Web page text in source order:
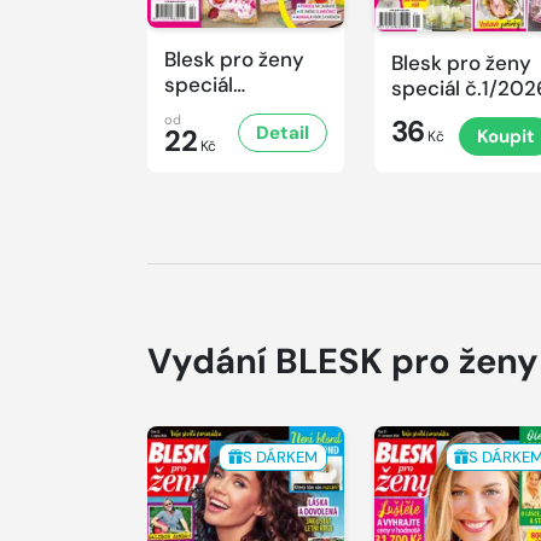
Blesk pro ženy
speciál
č.2/2026
od
22 Kč
Detail
Blesk pro ženy
speciál č.1/
36 Kč Koupit
Vydání BLESK pro ženy
S DÁRKEM S